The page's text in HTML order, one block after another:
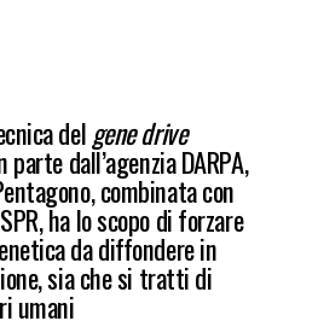
delgene drive
dall’agenzia DARPA,
combinata con
ha lo scopo di forzare
da diffondere in
sia che si tratti di
umani